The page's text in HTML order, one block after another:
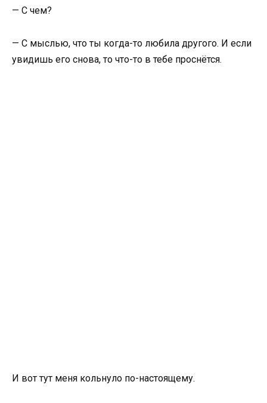
— С чем?
— С мыслью, что ты когда-то любила другого. И если
увидишь его снова, то что-то в тебе проснётся.
И вот тут меня кольнуло по-настоящему.